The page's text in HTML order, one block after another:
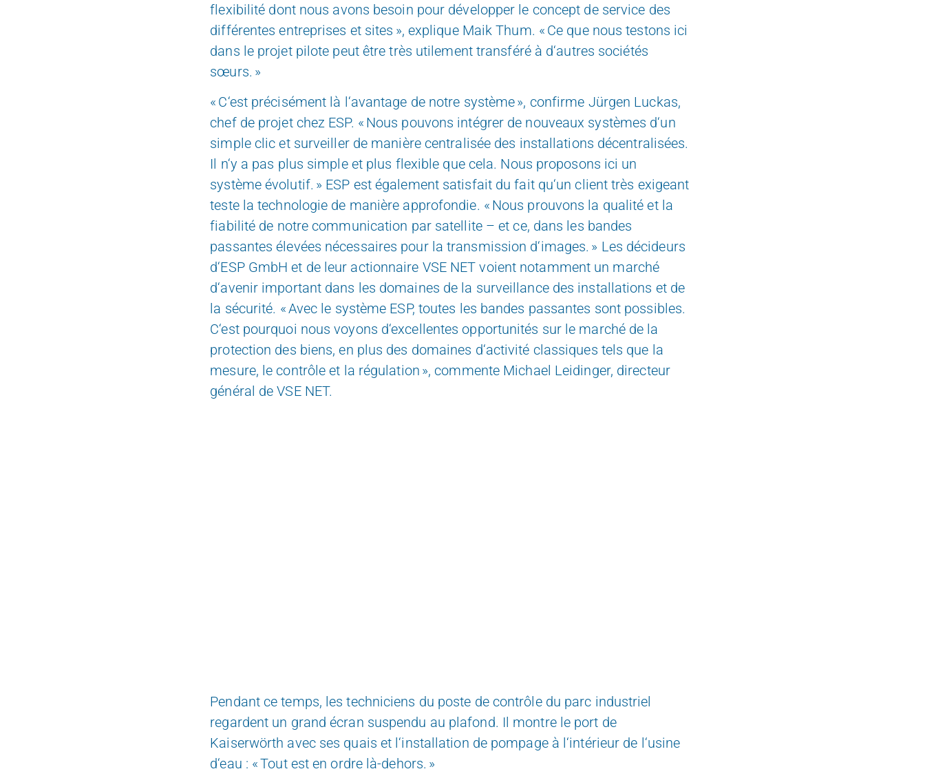
flexibilité dont nous avons besoin pour développer le concept de service des
différentes entreprises et sites », explique Maik Thum. « Ce que nous testons ici
dans le projet pilote peut être très utilement transféré à d‘autres sociétés
sœurs. »
« C‘est précisément là l‘avantage de notre système », confirme Jürgen Luckas,
chef de projet chez ESP. « Nous pouvons intégrer de nouveaux systèmes d‘un
simple clic et surveiller de manière centralisée des installations décentralisées.
Il n‘y a pas plus simple et plus flexible que cela. Nous proposons ici un
système évolutif. » ESP est également satisfait du fait qu‘un client très exigeant
teste la technologie de manière approfondie. « Nous prouvons la qualité et la
fiabilité de notre communication par satellite – et ce, dans les bandes
passantes élevées nécessaires pour la transmission d‘images. » Les décideurs
d‘ESP GmbH et de leur actionnaire VSE NET voient notamment un marché
d‘avenir important dans les domaines de la surveillance des installations et de
la sécurité. « Avec le système ESP, toutes les bandes passantes sont possibles.
C‘est pourquoi nous voyons d‘excellentes opportunités sur le marché de la
protection des biens, en plus des domaines d‘activité classiques tels que la
mesure, le contrôle et la régulation », commente Michael Leidinger, directeur
général de VSE NET.
Pendant ce temps, les techniciens du poste de contrôle du parc industriel
regardent un grand écran suspendu au plafond. Il montre le port de
Kaiserwörth avec ses quais et l‘installation de pompage à l‘intérieur de l‘usine
d‘eau : « Tout est en ordre là-dehors. »